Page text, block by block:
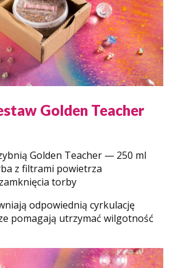
Golden Teacher
Golden Teacher — 250 ml
z filtrami powietrza
torby
odpowiednią cyrkulację
pomagają utrzymać wilgotność